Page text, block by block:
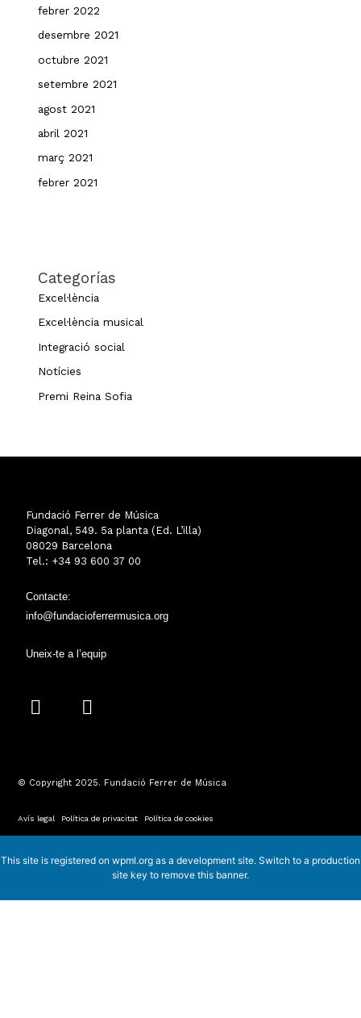
febrer 2022
desembre 2021
octubre 2021
setembre 2021
agost 2021
abril 2021
març 2021
febrer 2021
Categorías
Excel·lència
Excel·lència musical
Integració social
Notícies
Premi Reina Sofia
Fundació Ferrer de Música
Diagonal, 549. 5a planta (Ed. L’illa)
08029 Barcelona
Tel.: +34 93 600 37 00
Contacte:
info@fundacioferrermusica.org
Uneix-te a l’equip
I
a
r
a
m
Y
u
e
© Copyright 2025. Fundació Ferrer de Música
Avís legal Política de privacitat Política de cookies
This site is registered on wpml.org as a development site. Switch to a production
site key to remove this banner.